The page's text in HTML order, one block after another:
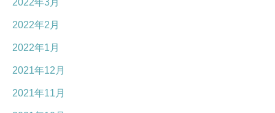
2022年3月
2022年2月
2022年1月
2021年12月
2021年11月